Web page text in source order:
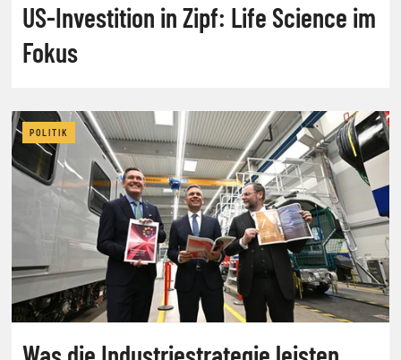
US-Investition in Zipf: Life Science im
Fokus
POLITIK